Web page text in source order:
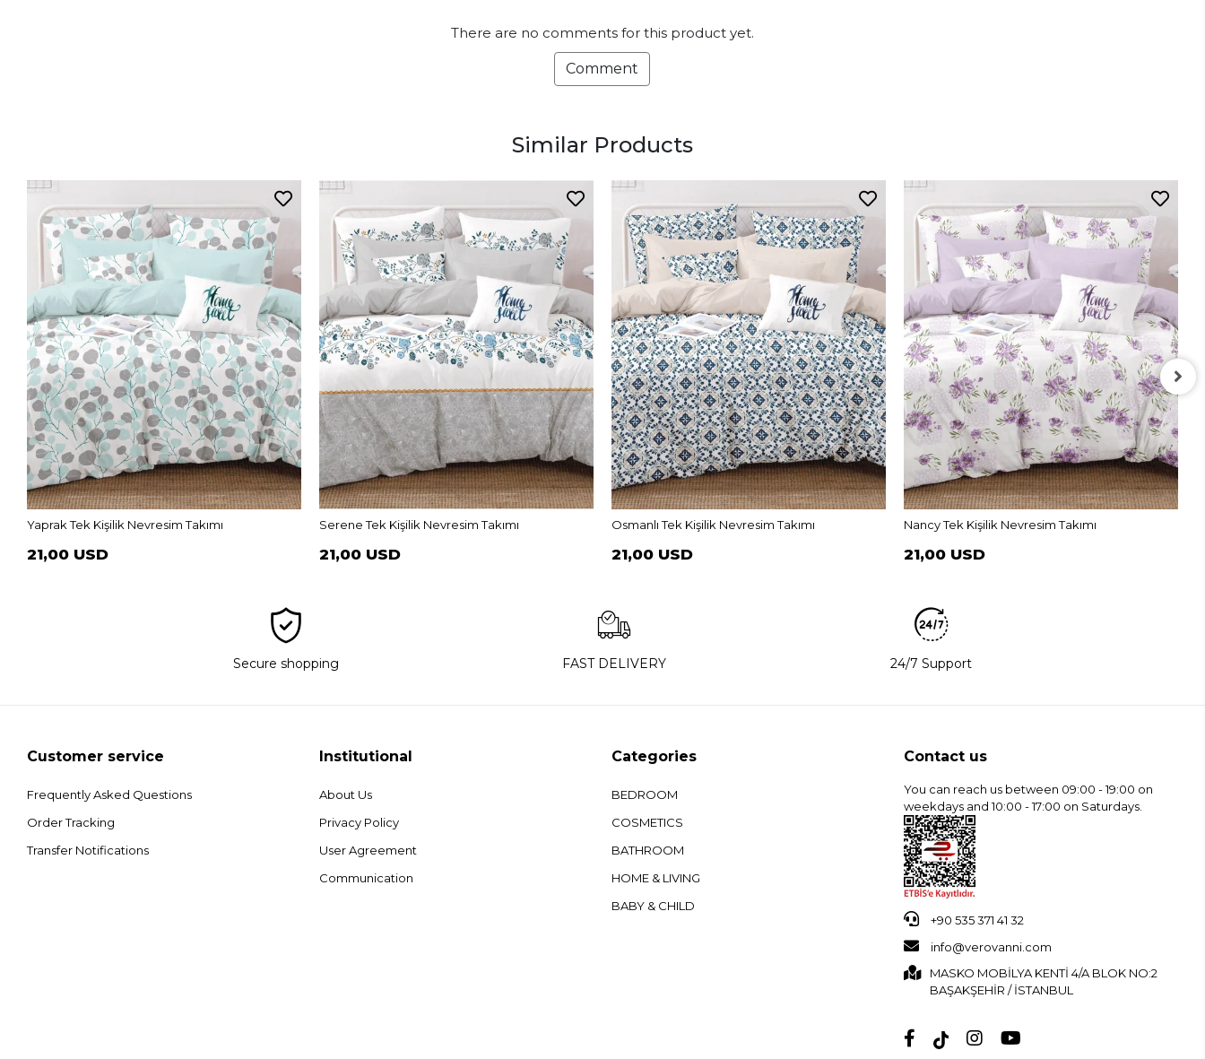
There are no comments for this product yet.
Comment
Similar Products
Yaprak Tek Kişilik Nevresim Takımı
21,00 USD
Serene Tek Kişilik Nevresim Takımı
21,00 USD
Osmanlı Tek Kişilik Nevresim Takımı
21,00 USD
Nancy Tek Kişilik Nevresim Takımı
21,00 USD
Secure shopping FAST DELIVERY 24/7 Support
Customer service
Frequently Asked Questions
Order Tracking
Transfer Notifications
Institutional
About Us
Privacy Policy
User Agreement
Communication
Categories
BEDROOM
COSMETICS
BATHROOM
HOME & LIVING
BABY & CHILD
Contact us
You can reach us between 09:00 - 19:00 on
weekdays and 10:00 - 17:00 on Saturdays.
+90 535 371 41 32
info@verovanni.com
MASKO MOBİLYA KENTİ 4/A BLOK NO:2
BAŞAKŞEHİR / İSTANBUL